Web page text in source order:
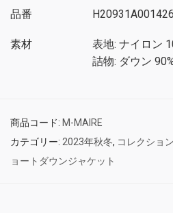
品番
素材
表地: ナイロン
詰物: ダウン
商品コード: M-MAIRE
カテゴリー: 2023年秋冬, コレクション
ョートダウンジャケット